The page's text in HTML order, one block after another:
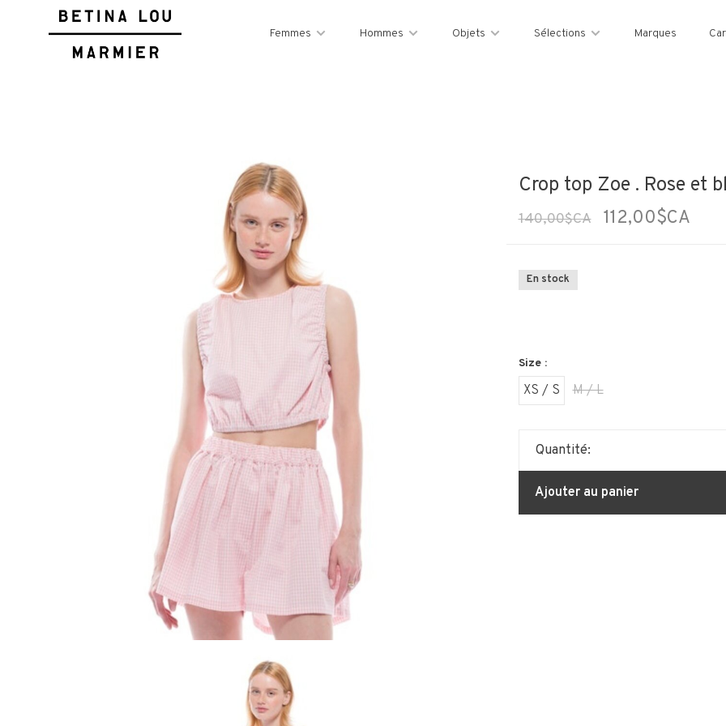
Femmes Hommes Objets Sélections Marques
Crop top Zoe . Rose et
140,00$CA 112,00$CA
En stock
Size :
XS / S M / L
Quantité:
Ajouter au panier